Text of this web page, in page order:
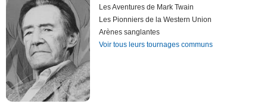
Les Aventures de Mark Twain
Les Pionniers de la Western Union
Arènes sanglantes
Voir tous leurs tournages communs